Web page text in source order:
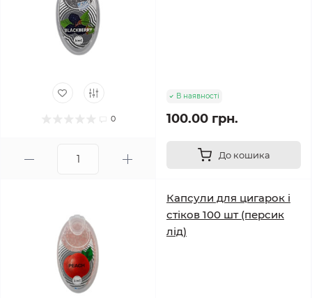
0
В наявності
100.00 грн.
До кошика
Капсули для цигарок і
стіков 100 шт (персик
лід)